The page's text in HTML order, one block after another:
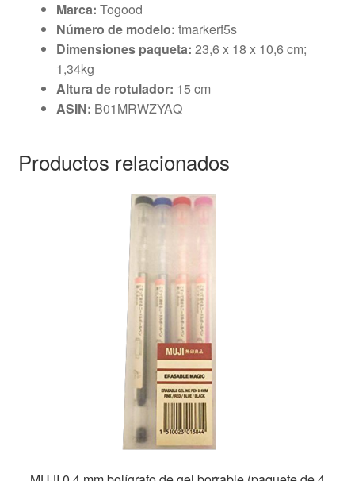
Marca: Togood
Número de modelo: tmarkerf5s
Dimensiones paqueta: 23,6 x 18 x 10,6 cm;
1,34kg
Altura de rotulador: 15 cm
ASIN: B01MRWZYAQ
Productos relacionados